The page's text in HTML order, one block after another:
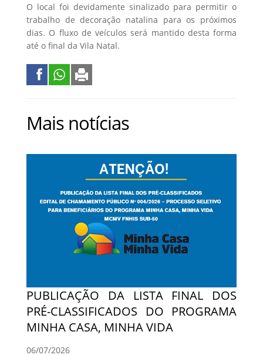
O local foi devidamente sinalizado para permitir o
trabalho de decoração natalina para os próximos
dias. O fluxo de veículos será mantido desta forma
até o final da Vila Natal.
Mais notícias
PUBLICAÇÃO DA LISTA FINAL DOS
PRÉ-CLASSIFICADOS DO PROGRAMA
MINHA CASA, MINHA VIDA
06/07/2026